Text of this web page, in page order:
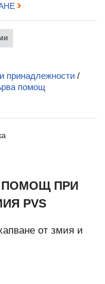
принадлежности /
помощ
ПОМОЩ ПРИ
PVS
от змия и